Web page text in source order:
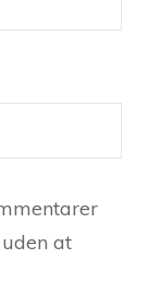
uden at